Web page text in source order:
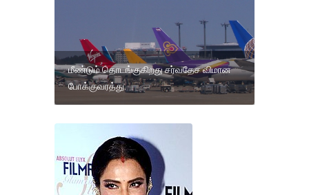
மீண்டும் தொடங்குகிறது சர்வதேச விமான
போக்குவரத்து.